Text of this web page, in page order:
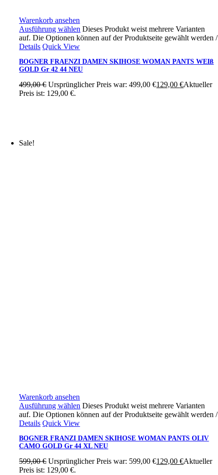
Warenkorb ansehen
Ausführung wählen Dieses Produkt weist mehrere Varianten
auf. Die Optionen können auf der Produktseite gewählt werden/
Details Quick View
BOGNER FRAENZI DAMEN SKIHOSE WOMAN PANTS WEIß
GOLD Gr 42 44 NEU
499,00€ Ursprünglicher Preis war: 499,00 €129,00€Aktueller
Preis ist: 129,00 €.
Sale!
Warenkorb ansehen
Ausführung wählen Dieses Produkt weist mehrere Varianten
auf. Die Optionen können auf der Produktseite gewählt werden/
Details Quick View
BOGNER FRANZI DAMEN SKIHOSE WOMAN PANTS OLIV
CAMO GOLD Gr 44 XL NEU
599,00€ Ursprünglicher Preis war: 599,00 €129,00€Aktueller
Preis ist: 129,00 €.